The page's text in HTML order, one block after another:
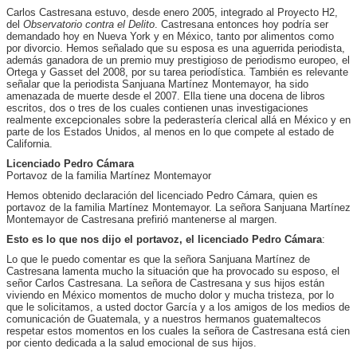
Carlos Castresana estuvo, desde enero 2005, integrado al Proyecto H2,
del Observatorio contra el Delito. Castresana entonces hoy podría ser
demandado hoy en Nueva York y en México, tanto por alimentos como
por divorcio. Hemos señalado que su esposa es una aguerrida periodista,
además ganadora de un premio muy prestigioso de periodismo europeo, el
Ortega y Gasset del 2008, por su tarea periodística. También es relevante
señalar que la periodista Sanjuana Martínez Montemayor, ha sido
amenazada de muerte desde el 2007. Ella tiene una docena de libros
escritos, dos o tres de los cuales contienen unas investigaciones
realmente excepcionales sobre la pederastería clerical allá en México y en
parte de los Estados Unidos, al menos en lo que compete al estado de
California.
Licenciado Pedro Cámara
Portavoz de la familia Martínez Montemayor
Hemos obtenido declaración del licenciado Pedro Cámara, quien es
portavoz de la familia Martínez Montemayor. La señora Sanjuana Martínez
Montemayor de Castresana prefirió mantenerse al margen.
Esto es lo que nos dijo el portavoz, el licenciado Pedro Cámara:
Lo que le puedo comentar es que la señora Sanjuana Martínez de
Castresana lamenta mucho la situación que ha provocado su esposo, el
señor Carlos Castresana. La señora de Castresana y sus hijos están
viviendo en México momentos de mucho dolor y mucha tristeza, por lo
que le solicitamos, a usted doctor García y a los amigos de los medios de
comunicación de Guatemala, y a nuestros hermanos guatemaltecos
respetar estos momentos en los cuales la señora de Castresana está cien
por ciento dedicada a la salud emocional de sus hijos.